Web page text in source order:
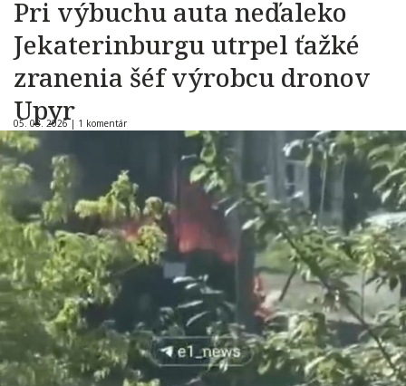
Pri výbuchu auta neďaleko
Jekaterinburgu utrpel ťažké
zranenia šéf výrobcu dronov
Upyr
05. 08. 2026 | 1 komentár